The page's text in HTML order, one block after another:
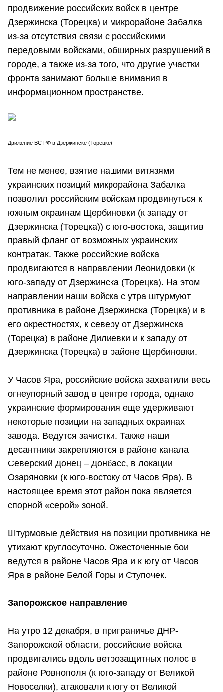
продвижение российских войск в центре
Дзержинска (Торецка) и микрорайоне Забалка
из-за отсутствия связи с российскими
передовыми войсками, обширных разрушений в
городе, а также из-за того, что другие участки
фронта занимают больше внимания в
информационном пространстве.
Движение ВС РФ в Дзержинске (Торецке)
Тем не менее, взятие нашими витязями
украинских позиций микрорайона Забалка
позволил российским войскам продвинуться к
южным окраинам Щербиновки (к западу от
Дзержинска (Торецка)) с юго-востока, защитив
правый фланг от возможных украинских
контратак. Также российские войска
продвигаются в направлении Леонидовки (к
юго-западу от Дзержинска (Торецка). На этом
направлении наши войска с утра штурмуют
противника в районе Дзержинска (Торецка) и в
его окрестностях, к северу от Дзержинска
(Торецка) в районе Дилиевки и к западу от
Дзержинска (Торецка) в районе Щербиновки.
У Часов Яра, российские войска захватили весь
огнеупорный завод в центре города, однако
украинские формирования еще удерживают
некоторые позиции на западных окраинах
завода. Ведутся зачистки. Также наши
десантники закрепляются в районе канала
Северский Донец – Донбасс, в локации
Озаряновки (к юго-востоку от Часов Яра). В
настоящее время этот район пока является
спорной «серой» зоной.
Штурмовые действия на позиции противника не
утихают круглосуточно. Ожесточенные бои
ведутся в районе Часов Яра и к югу от Часов
Яра в районе Белой Горы и Ступочек.
Запорожское направление
На утро 12 декабря, в приграничье ДНР-
Запорожской области, российские войска
продвигались вдоль ветрозащитных полос в
районе Ровнополя (к юго-западу от Великой
Новоселки), атаковали к югу от Великой